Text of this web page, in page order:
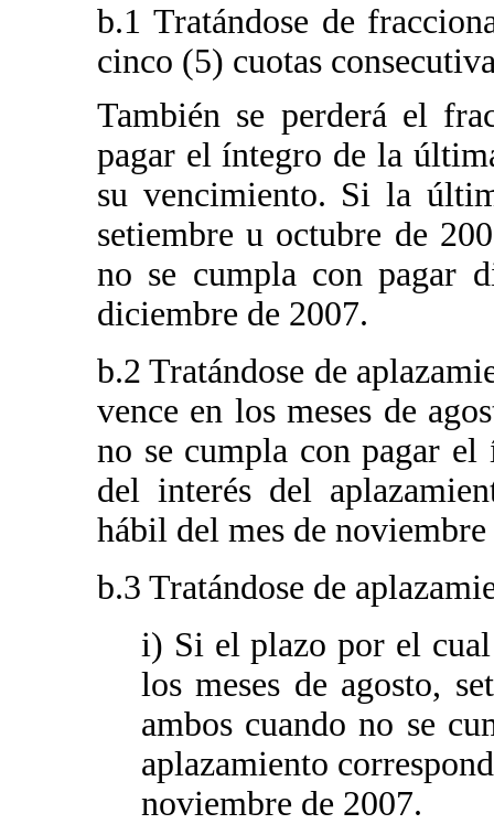
b.1 Tratándose de
cinco (5) cuotas
También se perderá el
pagar el íntegro de la
su vencimiento. Si la
setiembre u octubre de
no se cumpla con pagar
diciembre de 2007.
b.2 Tratándose de
vence en los meses de
no se cumpla con pagar
del interés del
hábil del mes de
b.3 Tratándose de
i) Si el plazo por el
los meses de agosto,
ambos cuando no se
aplazamiento
noviembre de 2007.